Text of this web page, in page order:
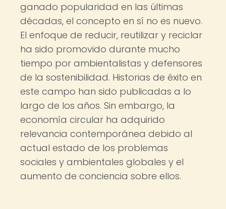
ganado popularidad en las últimas
décadas, el concepto en sí no es nuevo.
El enfoque de reducir, reutilizar y reciclar
ha sido promovido durante mucho
tiempo por ambientalistas y defensores
de la sostenibilidad. Historias de éxito en
este campo han sido publicadas a lo
largo de los años. Sin embargo, la
economía circular ha adquirido
relevancia contemporánea debido al
actual estado de los problemas
sociales y ambientales globales y el
aumento de conciencia sobre ellos.